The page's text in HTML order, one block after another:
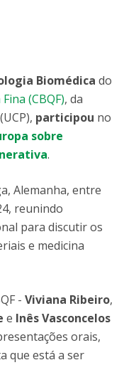
Biomédica do
(CBQF), da
participou no
sobre
.
Alemanha, entre
reunindo
para discutir os
e medicina
- Viviana Ribeiro,
e Inês Vasconcelos
orais,
que está a ser